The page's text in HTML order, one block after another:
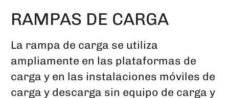
RAMPAS DE CARGA
La rampa de carga se utiliza
ampliamente en las plataformas de
carga y en las instalaciones móviles de
carga y descarga sin equipo de carga y